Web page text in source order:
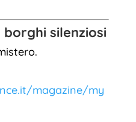
silenziosi
magazine/my